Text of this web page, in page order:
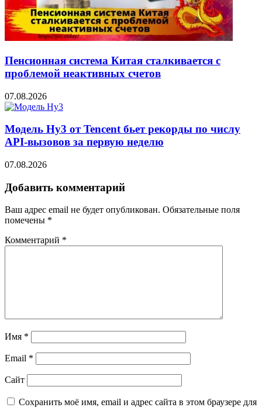
Пенсионная система Китая сталкивается с
проблемой неактивных счетов
07.08.2026
Модель Hy3 от Tencent бьет рекорды по числу
API-вызовов за первую неделю
07.08.2026
Добавить комментарий
Ваш адрес email не будет опубликован. Обязательные поля
помечены *
Комментарий *
Имя *
Email *
Сайт
Сохранить моё имя, email и адрес сайта в этом браузере для